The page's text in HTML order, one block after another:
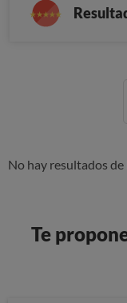
No hay resultados de
Te